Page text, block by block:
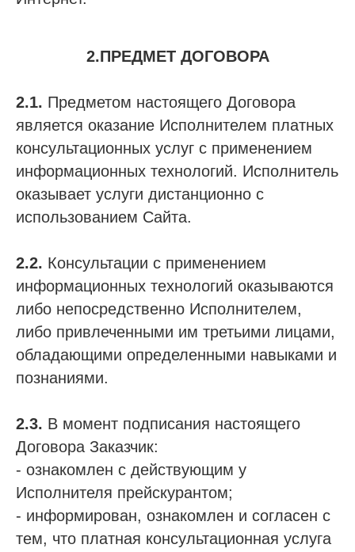
2.ПРЕДМЕТ ДОГОВОРА
2.1. Предметом настоящего Договора
является оказание Исполнителем платных
консультационных услуг с применением
информационных технологий. Исполнитель
оказывает услуги дистанционно с
использованием Сайта.
2.2. Консультации с применением
информационных технологий оказываются
либо непосредственно Исполнителем,
либо привлеченными им третьими лицами,
обладающими определенными навыками и
познаниями.
2.3. В момент подписания настоящего
Договора Заказчик:
- ознакомлен с действующим у
Исполнителя прейскурантом;
- информирован, ознакомлен и согласен с
тем, что платная консультационная услуга